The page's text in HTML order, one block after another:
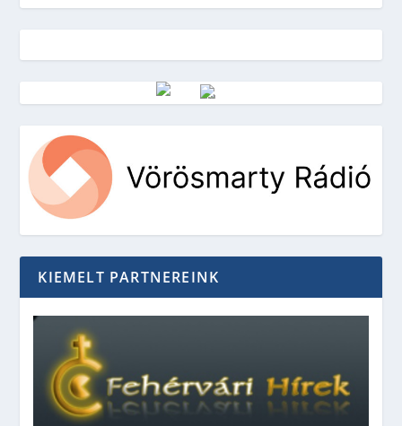
Vörösmarty Rádió
KIEMELT PARTNEREINK